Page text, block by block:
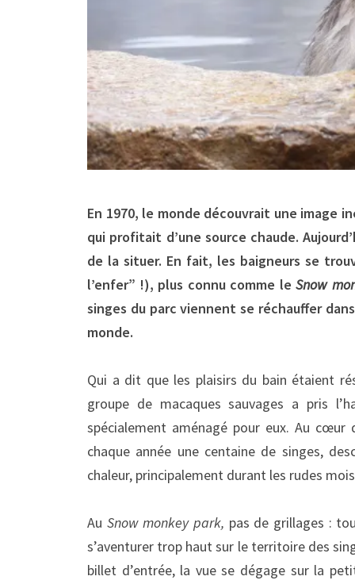
En 1970, le monde découvrait une image
qui profitait d’une source chaude.
de la situer. En fait, les baigneurs se
l’enfer” !), plus connu comme leSnow
singes du parc viennent se réchauffer
monde.
Qui a dit que les plaisirs du bain étaient
groupe de macaques sauvages a pris
spécialement aménagé pour eux. Au
chaque année une centaine de singes,
chaleur, principalement durant les rudes
Au Snow monkey park, pas de grillages :
s’aventurer trop haut sur le territoire des
billet d’entrée, la vue se dégage sur la